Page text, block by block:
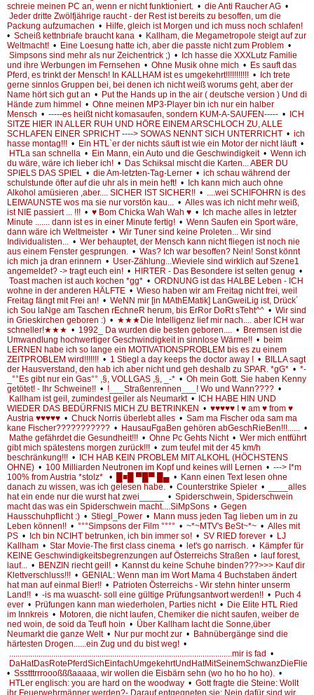
schreie meinen PC an, wenn er nicht funktioniert. • die Anti Raucher AG •
Jeder dritte Zwölfjährige raucht - der Rest ist bereits zu besoffen, um die
Packung aufzumachen • Hilfe, gleich ist Morgen und ich muss noch schlafen!
• Scheiß kettnbriafe braucht kana • Kallham, die Megametropole steigt auf zur
Weltmacht! • Eine Loesung hatte ich, aber die passte nicht zum Problem •
Simpsons sind mehr als nur Zeichentrick ;) •
Ich hasse die XXXLutz Familie
und ihre Werbungen im Fernsehen • Ohne Musik ohne mich • Es sauft das
Pferd, es trinkt der Mensch! In KALLHAM ist es umgekehrt!!!!!!!!!!! •
Ich trete
gerne sinnlos Gruppen bei, bei denen ich nicht weiß worums geht, aber der
Name hört sich gut an • Put the Hands up in the air ( deutsche version ) Und di
Hände zum himmel
• Ohne meinen MP3-Player bin ich nur ein halber
Mensch • -----es heißt nicht komasaufen, sondern KUM-A-SAUFEN----- •
ICH
SITZE HIER IN ALLER RUH UND HÖRE EINEM ARSCHLOCH ZU, ALLE
SCHLAFEN EINER SPRICHT ----> SOWAS NENNT SICH UNTERRICHT • ich
hasse montag!!! • Ein HTL`er der nichts säuft ist wie ein Motor der nicht läuft •
HTLa san schnella • Ein Mann, ein Auto und die Geschwindigkeit • Wenn ich
du wäre, wäre ich lieber ich! • Das Schiksal mischt die Karten... ABER DU
SPIELS DAS SPIEL • die Am-letzten-Tag-Lerner • ich schau während der
schulstunde öfter auf die uhr als in mein heft! •
Ich kann mich auch ohne
Alkohol amüsieren ,aber.... SICHER IST SICHER!! • ....wei SCHIFOHRN is des
LEIWAUNSTE wos ma sie nur vorstön kau... • Alles was ich nicht mehr weiß,
ist NIE passiert ... !!! • ♥ Bom Chicka Wah Wah ♥ •
Ich mache alles in letzter
Minute ....... dann ist es in einer Minute fertig! • Wenn Saufen ein Sport wäre,
dann wäre ich Weltmeister • Wir Tuner sind keine Proleten... Wir sind
Individualisten... • Wer behauptet, der Mensch kann nicht fliegen ist noch nie
aus einem Fenster gesprungen. • Was? Ich war besoffen? Nein! Sonst könnt
ich mich ja dran erinnern • User-Zählung...Wieviele sind wirklich auf Szene1
angemeldet? -> tragt euch ein! • HIRTER - Das Besondere ist selten genug •
Toast machen ist auch kochen *gg* • ORDNUNG ist das HALBE Leben - ICH
wohne in der anderen HÄLFTE • Wieso haben wir am Freitag nicht frei, weil
Freitag fängt mit Frei an! • WeNN mir [in MAthEMatik] LanGweiLig ist, Drück´
ich Sou laNge am Taschen rEchneR herum, bis ErRor DoRt sTeht^^ • Wir sind
in Grieskirchen geboren :) • ★★★Die Intelligenz lief mir nach.... aber ICH war
schneller!★★★ • 1992_ Da wurden die besten geboren.... • Bremsen ist die
Umwandlung hochwertiger Geschwindigkeit in sinnlose Wärme!! • beim
LERNEN habe ich so lange ein MOTIVATIONSPROBLEM bis es zu einem
ZEITPROBLEM wird!!!!!!! • 1 Stiegl a day keeps the doctor away ! • BILLA sagt
der Hausverstand, den hab ich aber nicht und geh deshalb zu SPAR. *gG* • *-
_°°Es gibt nur ein Gas°° ,§, VOLLGAS ,§, _-* • Oh mein Gott. Sie haben Kenny
getötet! - Ihr Schweine!! • !___Straßenrennen___! Wo und Wann???? •
Kallham ist geil, zumindest geiler als Neumarkt •
ICH HABE HIN UND
WIEDER DAS BEDÜRFNIS MICH ZU BETRINKEN • ♥♥♥♥♥ I ♥ am ♥ from ♥
Austria ♥♥♥♥♥ • Chuck Norris überlebt alles • Sam ma Fischer oda sam ma
kane Fischer??????????? • HausauFgaBen gehören abGeschRieBen!!!...... •
Mathe gefährdet die Gesundheit!!! • Ohne Pc Gehts Nicht • Wer mich entführt
gibt mich spätestens morgen zurück!!! • zum teufel mit der 45 km/h
beschränkung!!! •
ICH HAB KEIN PROBLEM MIT ALKOHL (HÖCHSTENS
OHNE) • 100 Milliarden Neutronen im Kopf und keines will Lernen • ---> I*m
100% from Austria *stolz*
• █■█ ▀█▀ █▄ • Kann einen Text lesen ohne
danach zu wissen, was ich gelesen habe. • Counterstrike Spieler •
____alles
hat ein ende nur die wurst hat zwei_____
• Spiderschwein, Spiderschwein
macht das was ein Spiderschwein macht....SiMpSons • Gegen
Hausschuhpflicht :) • Stiegl_Power • Mann muss jeden Tag lieben um in zu
Leben können!! • °°°Simpsons der Film °°°° • ~*~MTV's BeSt~*~ • Alles mit
PS • Ich bin NCIHT betrunken, ich bin immer so! • SV RIED forever • LJ
Kallham • Star Movie-The first class cinema • let's go narrisch. • Kämpfer für
KEINE Geschwindigkeitsbegrenzungen auf Österreichs Straßen •
lauf forest,
lauf... • BENZIN riecht geil! • Kannst du keine Schuhe binden???>>> Kauf dir
Klettverschluss!!! • GENIAL: Wenn man im Wort Mama 4 Buchstaben ändert
hat man auf einmal Bier!! • Patrioten Österreichs - Wir stehn hinter unserm
Land!! • -is ma wuascht- soll eine gültige Prüfungsantwort werden!! • Puch 4
ever • Prüfungen kann man wiederholen, Parties nicht • Die Elite HTL Ried
im Innkreis • Motoren, die nicht laufen, Chemiker die nicht saufen, weiber de
ned woin, de soid da Teufl hoin • Über Kallham lacht die Sonne,über
Neumarkt die ganze Welt • Nur pur mocht zur • Bahnübergänge sind die
härtesten Drogen......ein Zug und du bist weg! •
..........................................................................................................mir is fad •
• Ssstttrrroooßßßaaaaa, wir wollen die Eisbärn sehn (wo ho ho ho ho). •
HTLer englisch: you are hard on the woodway • Gott fragte die Steine: Wollt
ihr Feuerwehrmänner werden?- Darauf entgegneten sie: Nein dafür sind wir